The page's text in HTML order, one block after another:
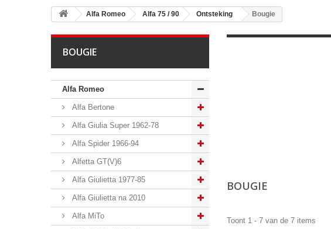
Alfa Romeo Alfa 75 / 90 Ontsteking Bougie
BOUGIE
Alfa Romeo
Alfa Bertone
Alfa Giulia Super 1962-78
Alfa Spider 1966-94
Alfetta GT(V)6
Alfa Giulietta 1977-85
Alfa Giulietta na 2010
Alfa MiTo
BOUGIE
Toont 1 - 7 van de 7 items